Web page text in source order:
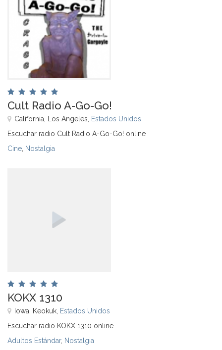
Cult Radio A-Go-Go!
California, Los Angeles, Estados Unidos
Escuchar radio Cult Radio A-Go-Go! online
Cine Nostalgia
KOKX 1310
Iowa, Keokuk, Estados Unidos
Escuchar radio KOKX 1310 online
Adultos Estándar, Nostalgia